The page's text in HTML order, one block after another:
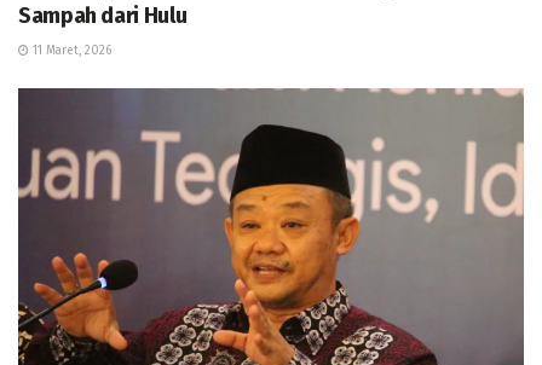
Sampah dari Hulu
11 Maret, 2026